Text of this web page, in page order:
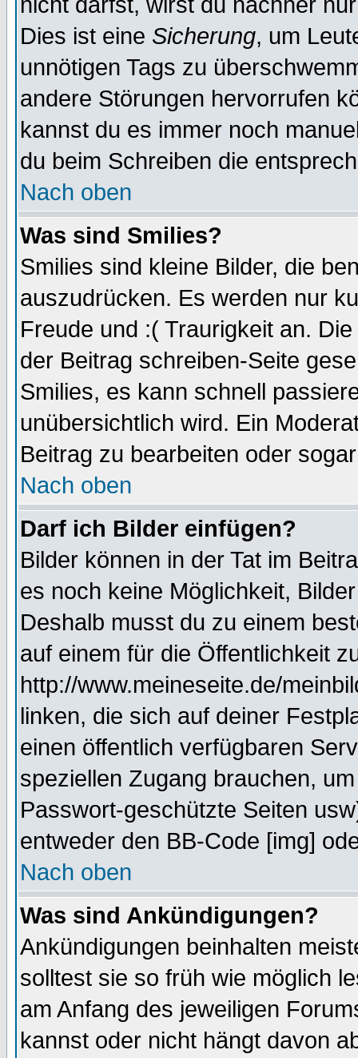
Dies ist eine Sicherung, um
unnötigen Tags zu
andere Störungen hervorrufen
kannst du es immer noch
du beim Schreiben die
Nach oben
Was sind Smilies?
Smilies sind kleine Bilder, die
auszudrücken. Es werden nur
Freude und :( Traurigkeit an.
der Beitrag schreiben-Seite
Smilies, es kann schnell
unübersichtlich wird. Ein
Beitrag zu bearbeiten oder
Nach oben
Darf ich Bilder einfügen?
Bilder können in der Tat im
es noch keine Möglichkeit,
Deshalb musst du zu einem
auf einem für die Öffentlichkeit
http://www.meineseite.de/
linken, die sich auf deiner
einen öffentlich verfügbaren
speziellen Zugang brauchen,
Passwort-geschützte Seiten
entweder den BB-Code [img]
Nach oben
Was sind Ankündigungen?
Ankündigungen beinhalten
solltest sie so früh wie möglich
am Anfang des jeweiligen
kannst oder nicht hängt davon